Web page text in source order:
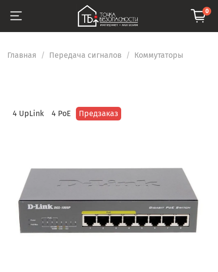
0
Главная Передача сигналов Коммутаторы
4 UpLink 4 PoE Предзаказ